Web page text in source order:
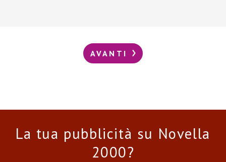
AVANTI
La tua pubblicità su Novella
2000?